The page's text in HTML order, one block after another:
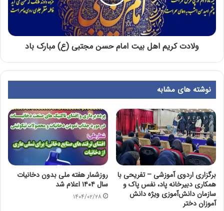
ولادت کریم اهل بیت امام حسن مجتبی (ع) مبارک باد
نوشته های مشابه
برگزاری اردوی آموزشی – تفریحی با
همکاری دبیرخانه پاد، نفس پاک و
سازمان دانش‌آموزی ویژه دانش
آموزان دختر
روزشمار هفته ملی بدون دخانیات
سال ۱۴۰۴ اعلام شد
۱۴۰۴/۰۲/۲۸